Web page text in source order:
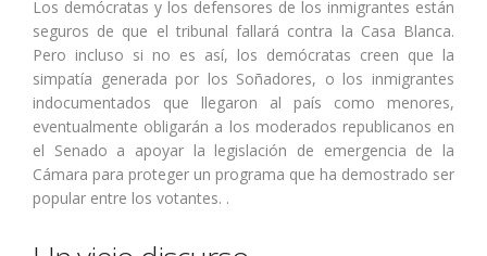
Los demócratas y los defensores de los inmigrantes están
seguros de que el tribunal fallará contra la Casa Blanca.
Pero incluso si no es así, los demócratas creen que la
simpatía generada por los Soñadores, o los inmigrantes
indocumentados que llegaron al país como menores,
eventualmente obligarán a los moderados republicanos en
el Senado a apoyar la legislación de emergencia de la
Cámara para proteger un programa que ha demostrado ser
popular entre los votantes. .